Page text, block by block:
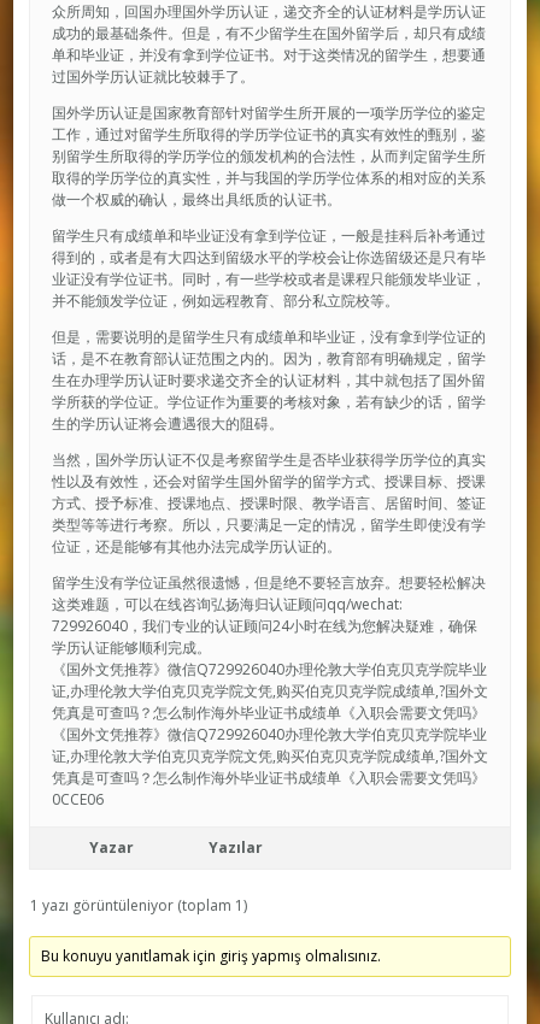
众所周知，回国办理国外学历认证，递交齐全的认证材料是学历认证
成功的最基础条件。但是，有不少留学生在国外留学后，却只有成绩
单和毕业证，并没有拿到学位证书。对于这类情况的留学生，想要通
过国外学历认证就比较棘手了。
国外学历认证是国家教育部针对留学生所开展的一项学历学位的鉴定
工作，通过对留学生所取得的学历学位证书的真实有效性的甄别，鉴
别留学生所取得的学历学位的颁发机构的合法性，从而判定留学生所
取得的学历学位的真实性，并与我国的学历学位体系的相对应的关系
做一个权威的确认，最终出具纸质的认证书。
留学生只有成绩单和毕业证没有拿到学位证，一般是挂科后补考通过
得到的，或者是有大四达到留级水平的学校会让你选留级还是只有毕
业证没有学位证书。同时，有一些学校或者是课程只能颁发毕业证，
并不能颁发学位证，例如远程教育、部分私立院校等。
但是，需要说明的是留学生只有成绩单和毕业证，没有拿到学位证的
话，是不在教育部认证范围之内的。因为，教育部有明确规定，留学
生在办理学历认证时要求递交齐全的认证材料，其中就包括了国外留
学所获的学位证。学位证作为重要的考核对象，若有缺少的话，留学
生的学历认证将会遭遇很大的阻碍。
当然，国外学历认证不仅是考察留学生是否毕业获得学历学位的真实
性以及有效性，还会对留学生国外留学的留学方式、授课目标、授课
方式、授予标准、授课地点、授课时限、教学语言、居留时间、签证
类型等等进行考察。所以，只要满足一定的情况，留学生即使没有学
位证，还是能够有其他办法完成学历认证的。
留学生没有学位证虽然很遗憾，但是绝不要轻言放弃。想要轻松解决
这类难题，可以在线咨询弘扬海归认证顾问qq/wechat:
729926040，我们专业的认证顾问24小时在线为您解决疑难，确保
学历认证能够顺利完成。
《国外文凭推荐》微信Q729926040办理伦敦大学伯克贝克学院毕业
证,办理伦敦大学伯克贝克学院文凭,购买伯克贝克学院成绩单,?国外文
凭真是可查吗？怎么制作海外毕业证书成绩单《入职会需要文凭吗》
《国外文凭推荐》微信Q729926040办理伦敦大学伯克贝克学院毕业
证,办理伦敦大学伯克贝克学院文凭,购买伯克贝克学院成绩单,?国外文
凭真是可查吗？怎么制作海外毕业证书成绩单《入职会需要文凭吗》
0CCE06
Yazar Yazılar
1 yazı görüntüleniyor (toplam 1)
Bu konuyu yanıtlamak için giriş yapmış olmalısınız.
Kullanıcı adı: